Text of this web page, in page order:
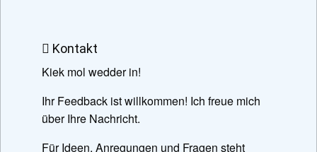
Kontakt
Kiek mol wedder in!
Ihr Feedback ist willkommen! Ich freue mich
über Ihre Nachricht.
Für Ideen, Anregungen und Fragen steht